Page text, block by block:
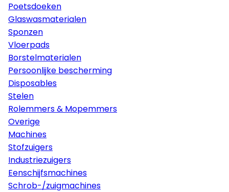
Poetsdoeken
Glaswasmaterialen
Sponzen
Vloerpads
Borstelmaterialen
Persoonlijke bescherming
Disposables
Stelen
Rolemmers & Mopemmers
Overige
Machines
Stofzuigers
Industriezuigers
Eenschijfsmachines
Schrob-/zuigmachines